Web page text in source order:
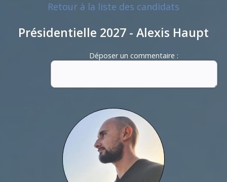
Retour à la liste des candidats
Présidentielle 2027 - Alexis Haupt
Déposer un commentaire :
Mail :
Fonction de commentaires dédiée au débat citoyen.
Pas d'insultes. Merci.